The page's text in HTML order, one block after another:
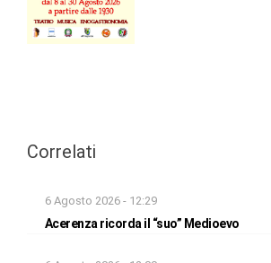
Correlati
6 Agosto 2026 - 12:29
Acerenza ricorda il “suo” Medioevo